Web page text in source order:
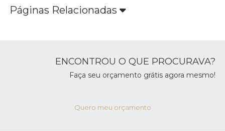
Páginas Relacionadas
ENCONTROU O QUE PROCURAVA?
Faça seu orçamento grátis agora mesmo!
Quero meu orçamento